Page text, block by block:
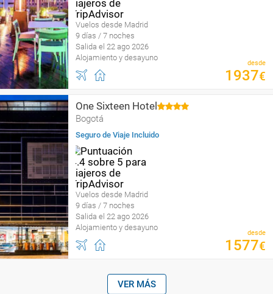
Vuelos desde Madrid
9 días / 7 noches
Salida el 22 ago 2026
Alojamiento y desayuno
desde
1937€
One Sixteen Hotel
Bogotá
Seguro de Viaje Incluido
Vuelos desde Madrid
9 días / 7 noches
Salida el 22 ago 2026
Alojamiento y desayuno
desde
1577€
VER MÁS